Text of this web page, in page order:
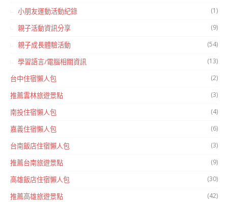
小朋友運動活動紀錄 (1)
親子活動資訊分享 (9)
親子成長體驗活動 (54)
學習語言/電腦相關資訊 (13)
台中住宿懶人包 (2)
推薦雲林旅遊景點 (3)
南投住宿懶人包 (4)
嘉義住宿懶人包 (6)
台南飯店住宿懶人包 (3)
推薦台南旅遊景點 (9)
高雄飯店住宿懶人包 (30)
推薦高雄旅遊景點 (42)